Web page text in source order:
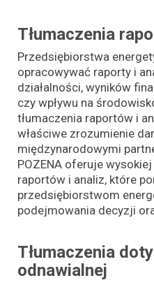
Tłumaczenia
Przedsiębiorstwa
opracowywać raporty i
działalności, wyników
czy wpływu na
tłumaczenia raportów i
właściwe zrozumienie
międzynarodowymi
POZENA oferuje
raportów i analiz, które
przedsiębiorstwom
podejmowania decyzji
Tłumaczenia
odnawialnej